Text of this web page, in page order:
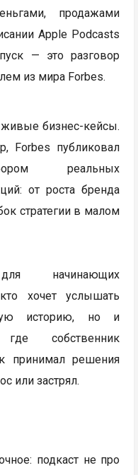
продажами
Apple Podcasts
— это разговор
из мира Forbes.
живые бизнес-кейсы.
Forbes публиковал
реальных
от роста бренда
стратегии в малом
начинающих
хочет услышать
историю, но и
собственник
принимал решения
или застрял.
подкаст не про